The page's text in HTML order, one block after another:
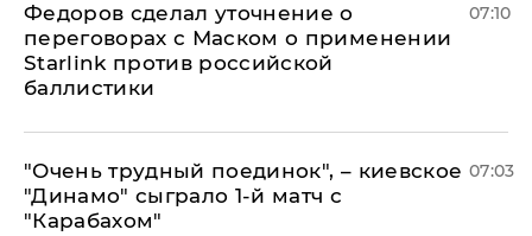
Федоров сделал уточнение о
переговорах с Маском о применении
Starlink против российской
баллистики
07:10
"Очень трудный поединок", – киевское
"Динамо" сыграло 1-й матч с
"Карабахом"
07:03